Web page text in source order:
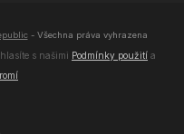
- Všechna práva vyhrazena
s našimi Podmínky použití a